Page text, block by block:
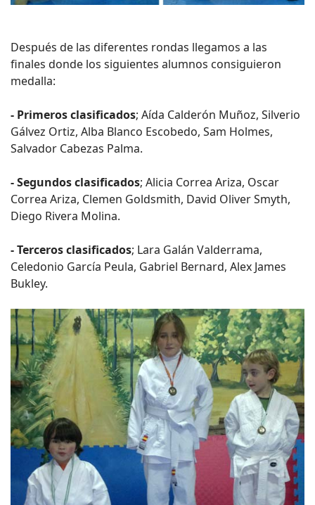
Después de las diferentes rondas llegamos a las
finales donde los siguientes alumnos consiguieron
medalla:
- Primeros clasificados; Aída Calderón Muñoz, Silverio
Gálvez Ortiz, Alba Blanco Escobedo, Sam Holmes,
Salvador Cabezas Palma.
- Segundos clasificados; Alicia Correa Ariza, Oscar
Correa Ariza, Clemen Goldsmith, David Oliver Smyth,
Diego Rivera Molina.
- Terceros clasificados; Lara Galán Valderrama,
Celedonio García Peula, Gabriel Bernard, Alex James
Bukley.